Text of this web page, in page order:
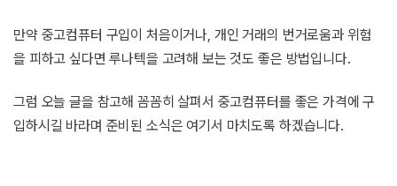
만약 중고컴퓨터 구입이 처음이거나, 개인 거래의 번거로움과 위험
을 피하고 싶다면 루나텍을 고려해 보는 것도 좋은 방법입니다.
그럼 오늘 글을 참고해 꼼꼼히 살펴서 중고컴퓨터를 좋은 가격에 구
입하시길 바라며 준비된 소식은 여기서 마치도록 하겠습니다.